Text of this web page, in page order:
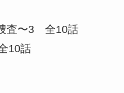
査〜3 全10話
10話